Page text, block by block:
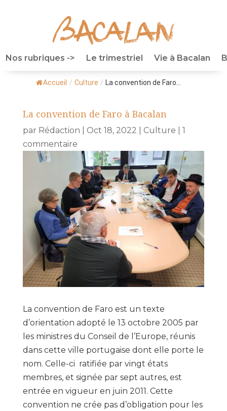
Nos rubriques -> Le trimestriel Vie à Bacalan
Accueil / Culture / La convention de Faro...
La convention de Faro à Bacalan
par Rédaction Oct 18, 2022 Culture
1
commentaire
La convention de Faro est un texte
d’orientation adopté le 13 octobre 2005 par
les ministres du Conseil de l’Europe, réunis
dans cette ville portugaise dont elle porte le
nom. Celle-ci ratifiée par vingt états
membres, et signée par sept autres, est
entrée en vigueur en juin 2011. Cette
convention ne crée pas d’obligation pour les